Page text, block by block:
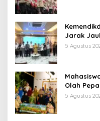
Jarak
5 Agustus
Olah
Tinggi,
5 Agustus